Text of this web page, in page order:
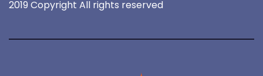
2019 Copyright All rights reserved